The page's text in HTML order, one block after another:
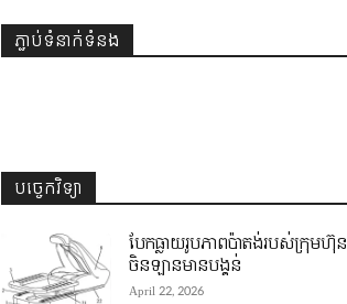
ភ្ជាប់ទំនាក់ទំនង
បច្ចេកវិទ្យា
បែកធ្លាយរូបភាពប៉ាតង់របស់ក្រុមហ៊ុន
ចិនឡានមានបង្គន់
April 22, 2026